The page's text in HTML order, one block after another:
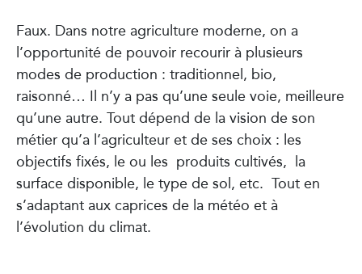
Faux. Dans notre agriculture moderne, on a
l’opportunité de pouvoir recourir à plusieurs
modes de production : traditionnel, bio,
raisonné… Il n’y a pas qu’une seule voie, meilleure
qu’une autre. Tout dépend de la vision de son
métier qu’a l’agriculteur et de ses choix : les
objectifs fixés, le ou les produits cultivés, la
surface disponible, le type de sol, etc. Tout en
s’adaptant aux caprices de la météo et à
l’évolution du climat.